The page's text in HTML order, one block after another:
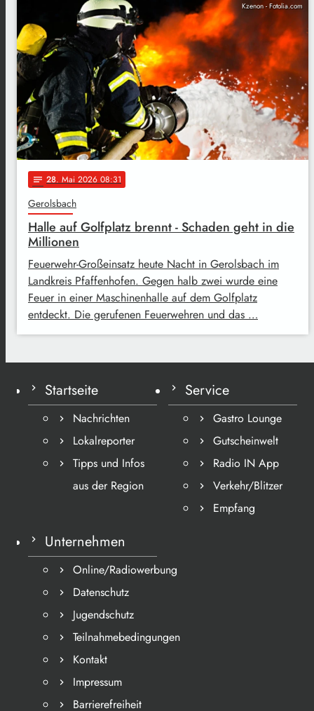
Kzenon - Fotolia.com
notes 28. Mai 2026 08:31
Gerolsbach
Halle auf Golfplatz brennt - Schaden geht in die
Millionen
Feuerwehr-Großeinsatz heute Nacht in Gerolsbach im
Landkreis Pfaffenhofen. Gegen halb zwei wurde eine
Feuer in einer Maschinenhalle auf dem Golfplatz
entdeckt. Die gerufenen Feuerwehren und das …
Startseite
Nachrichten
Lokalreporter
Tipps und Infos
aus der Region
Service
Gastro Lounge
Gutscheinwelt
Radio IN App
Verkehr/Blitzer
Empfang
Unternehmen
Online/Radiowerbung
Datenschutz
Jugendschutz
Teilnahmebedingungen
Kontakt
Impressum
Barrierefreiheit